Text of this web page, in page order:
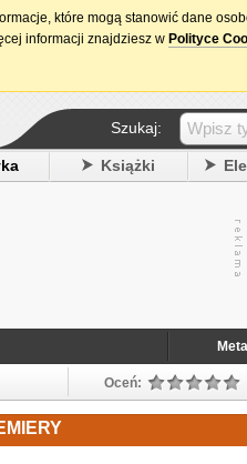
15. urodziny DataPremiery.pl
Szukaj:
Książki
Metal
Oceń:
które mogą stanowić dane
informacji znajdziesz w Polityce